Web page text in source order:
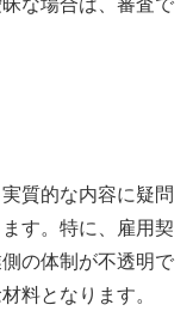
質的な内容に疑問
す。特に、雇用契
の体制が不透明で
料となります。